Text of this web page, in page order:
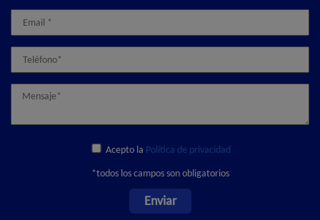
Acepto la Política de privacidad
*todos los campos son obligatorios